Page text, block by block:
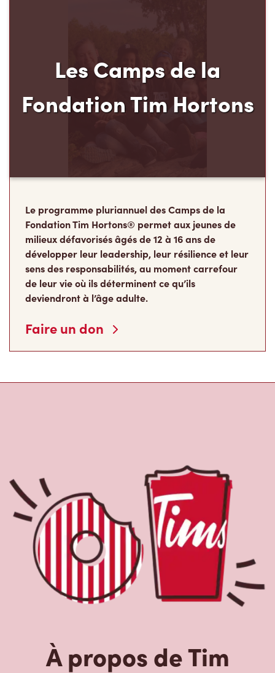
Les Camps de la
Fondation Tim Hortons
Le programme pluriannuel des Camps de la
Fondation Tim Hortons® permet aux jeunes de
milieux défavorisés âgés de 12 à 16 ans de
développer leur leadership, leur résilience et leur
sens des responsabilités, au moment carrefour
de leur vie où ils déterminent ce qu’ils
deviendront à l’âge adulte.
Faire un don
À propos de Tim